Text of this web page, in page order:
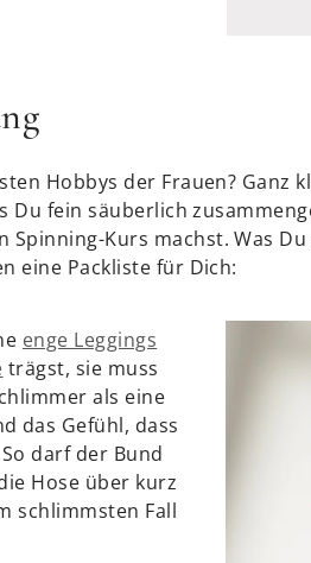
Hobbys der Frauen? Ganz
Du fein säuberlich
Spinning-Kurs machst. Was
eine Packliste für Dich:
enge Leggings
trägst, sie muss
als eine
das Gefühl, dass
darf der Bund
Hose über kurz
schlimmsten Fall